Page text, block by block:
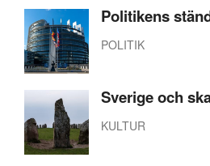
Politikens
POLITIK
Sverige och
KULTUR